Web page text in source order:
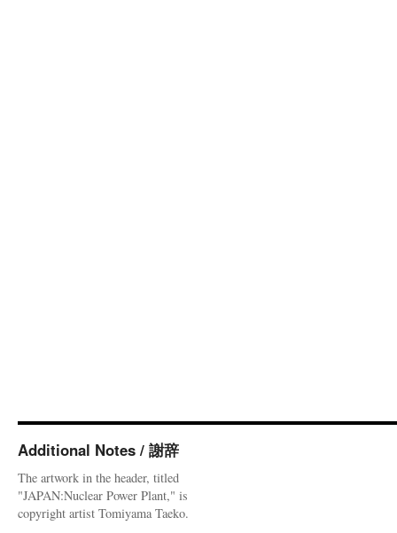
Additional Notes / 謝辞
The artwork in the header, titled
"JAPAN:Nuclear Power Plant," is
copyright artist Tomiyama Taeko.